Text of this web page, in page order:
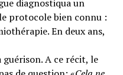
diagnostiqua un
protocole bien connu :
En deux ans,
A ce récit, le